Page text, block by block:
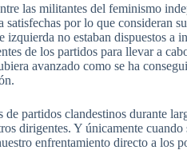
las militantes del feminismo
por lo que consideran
no estaban dispuestos a
de los partidos para llevar a
avanzado como se ha
partidos clandestinos durante
dirigentes. Y únicamente
enfrentamiento directo a los